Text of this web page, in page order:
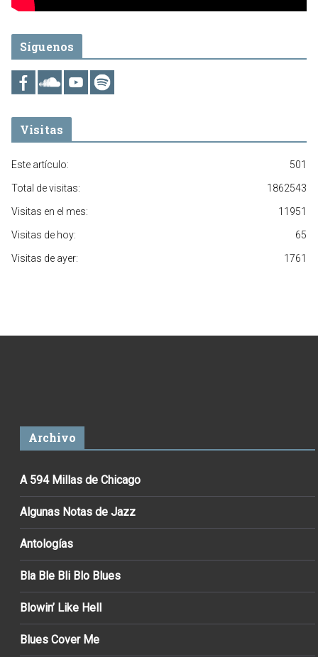
Síguenos
Visitas
501
Este artículo:
1862543
Total de visitas:
11951
Visitas en el mes:
65
Visitas de hoy:
1761
Visitas de ayer:
Archivo
A 594 Millas de Chicago
Algunas Notas de Jazz
Antologías
Bla Ble Bli Blo Blues
Blowin’ Like Hell
Blues Cover Me